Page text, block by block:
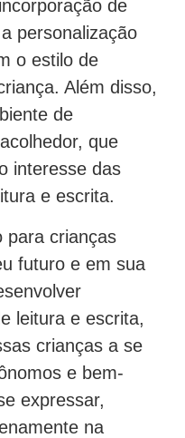
de
personalização
o estilo de
Além disso,
de
que
interesse das
e escrita.
para crianças
futuro e em sua
leitura e escrita,
crianças a se
e bem-
expressar,
na